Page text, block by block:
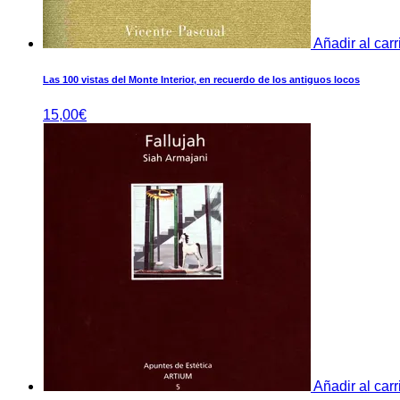
Añadir al
Las 100 vistas del Monte Interior, en recuerdo de los antiguos locos
15,00€
Añadir al